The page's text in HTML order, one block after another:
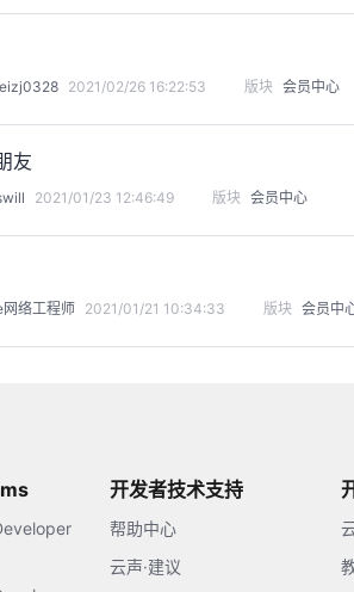
2021/02/26 16:22:53 版块 会员中心
友
2021/01/23 12:46:49 版块 会员中心
网络工程师 2021/01/21 10:34:33 版块 会员中
开发者技术支持
帮助中心
云声·建议